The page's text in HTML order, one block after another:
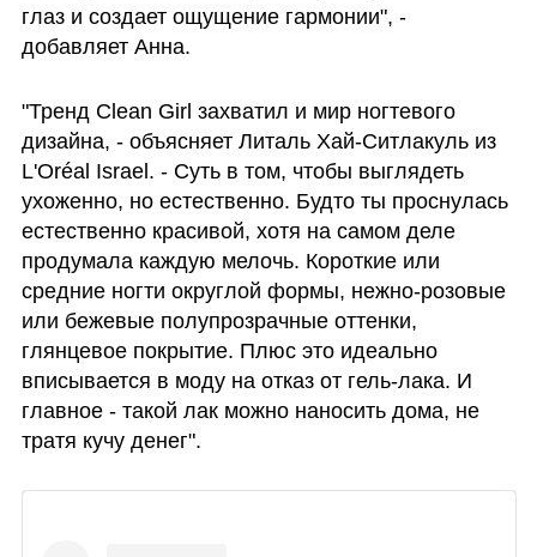
глаз и создает ощущение гармонии", -
добавляет Анна.
"Тренд Clean Girl захватил и мир ногтевого
дизайна, - объясняет Литаль Хай-Ситлакуль из
L'Oréal Israel. - Суть в том, чтобы выглядеть
ухоженно, но естественно. Будто ты проснулась
естественно красивой, хотя на самом деле
продумала каждую мелочь. Короткие или
средние ногти округлой формы, нежно-розовые
или бежевые полупрозрачные оттенки,
глянцевое покрытие. Плюс это идеально
вписывается в моду на отказ от гель-лака. И
главное - такой лак можно наносить дома, не
тратя кучу денег".